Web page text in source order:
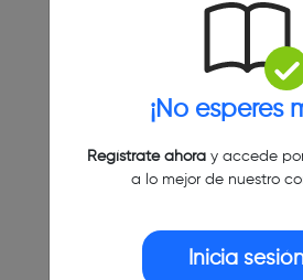
¡No esperes
Regístrate ahoray accede
a lo mejor de nuestro
Inicia